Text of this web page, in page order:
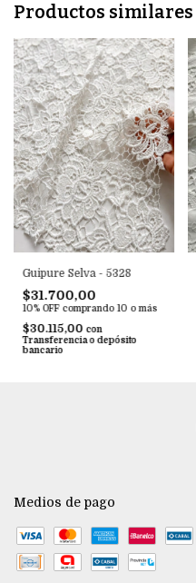
Productos similares
Guipure Selva - 5328
$31.700,00
10% OFF comprando 10 o más
$30.115,00 con
Transferencia o depósito
bancario
Medios de pago